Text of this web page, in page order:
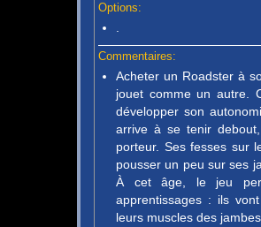
Options:
Commentaires:
Acheter un Roadster à
jouet comme un autre.
développer son
arrive à se tenir
porteur. Ses fesses sur
pousser un peu sur ses
À cet âge, le jeu
apprentissages : ils
leurs muscles des